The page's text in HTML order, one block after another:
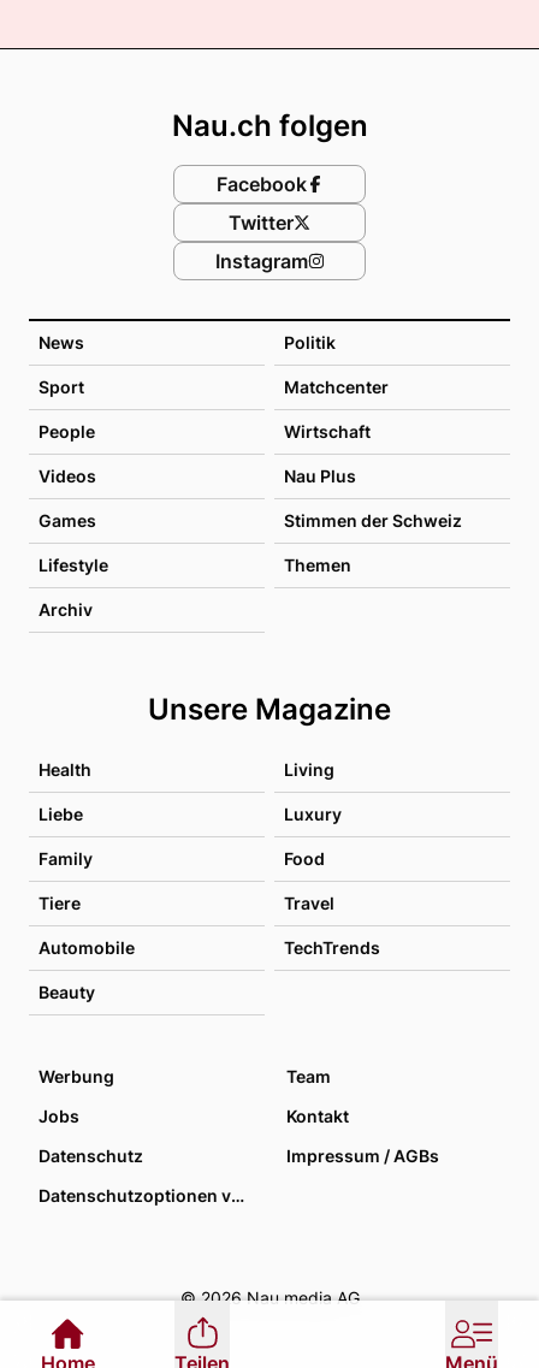
News Politik
Sport Matchcenter
People Wirtschaft
Videos Nau Plus
Games Stimmen der Schweiz
Lifestyle Themen
Archiv
Unsere Magazine
Health Living
Liebe Luxury
Family Food
Tiere Travel
Automobile TechTrends
Beauty
Nau.ch folgen
Facebook
Twitter
Instagram
Werbung
Team
Jobs
Kontakt
Datenschutz
Impressum / AGBs
Datenschutzoptionen verwalten
© 2026 Nau media AG
Home Teilen Menü